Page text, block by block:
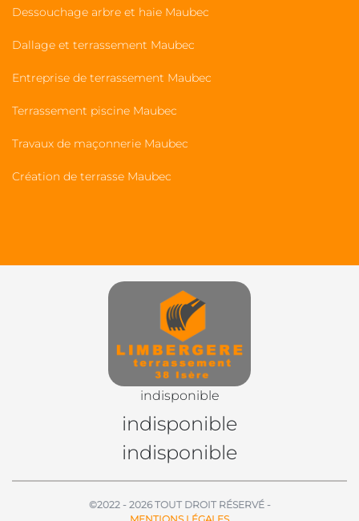
Dessouchage arbre et haie Maubec
Dallage et terrassement Maubec
Entreprise de terrassement Maubec
Terrassement piscine Maubec
Travaux de maçonnerie Maubec
Création de terrasse Maubec
indisponible
indisponible
indisponible
©2022 - 2026 TOUT DROIT RÉSERVÉ -